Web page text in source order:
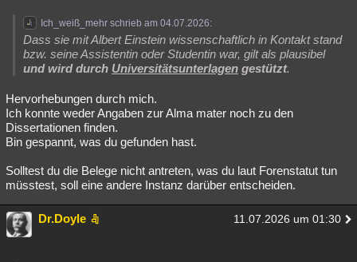
Ich_weiß_mehr schrieb am 04.07.2026:
Dass sie mit Albert Einstein wissenschaftlich in Kontakt stand
bzw. seine Assistentin oder Studentin war, gilt als plausibel
und wird durch Universitätsunterlagen gestützt.
Hervorhebungen durch mich.
Ich konnte weder Angaben zur Alma mater noch zu den
Dissertationen finden.
Bin gespannt, was du gefunden hast.
Solltest du die Belege nicht antreten, was du laut Forenstatut tun
müsstest, soll eine andere Instanz darüber entscheiden.
Dr.Doyle 11.07.2026 um 01:30